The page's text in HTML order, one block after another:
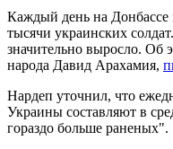
Каждый день на Донбассе
тысячи украинских
значительно выросло. Об
народа Давид Арахамия,
Нардеп уточнил, что
Украины составляют в
гораздо больше раненых".